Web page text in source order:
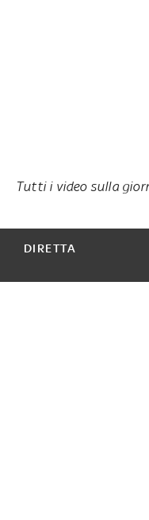
Tutti i video sulla
DIRETTA